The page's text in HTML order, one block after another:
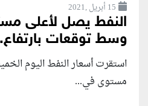
15 أبريل ,2021
النفط يصل لأعلى
وسط توقعات
استقرت أسعار النفط اليوم
مستوى في...